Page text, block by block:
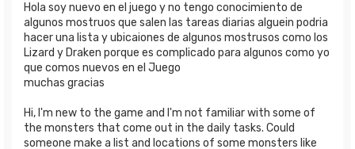
Hola soy nuevo en el juego y no tengo conocimiento de
algunos mostruos que salen las tareas diarias alguein podria
hacer una lista y ubicaiones de algunos mostrusos como los
Lizard y Draken porque es complicado para algunos como yo
que comos nuevos en el Juego
muchas gracias
Hi, I'm new to the game and I'm not familiar with some of
the monsters that come out in the daily tasks. Could
someone make a list and locations of some monsters like